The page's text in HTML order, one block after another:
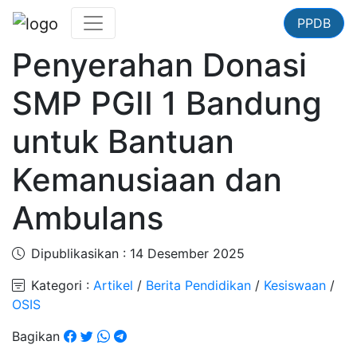
PPDB
Penyerahan Donasi
SMP PGII 1 Bandung
untuk Bantuan
Kemanusiaan dan
Ambulans
Dipublikasikan : 14 Desember 2025
Kategori : Artikel / Berita Pendidikan / Kesiswaan /
OSIS
Bagikan